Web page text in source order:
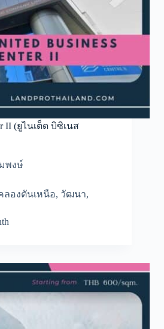
II (ยูไนเต็ด บิซิเนส
พงษ์
ลองตันเหนือ, วัฒนา,